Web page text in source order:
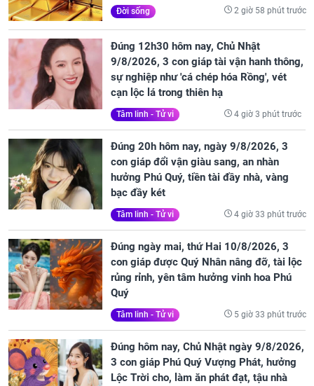
Đời sống 2 giờ 58 phút trước
Đúng 12h30 hôm nay, Chủ Nhật
9/8/2026, 3 con giáp tài vận hanh thông,
sự nghiệp như 'cá chép hóa Rồng', vét
cạn lộc lá trong thiên hạ
Tâm linh - Tử vi 4 giờ 3 phút trước
Đúng 20h hôm nay, ngày 9/8/2026, 3
con giáp đổi vận giàu sang, an nhàn
hưởng Phú Quý, tiền tài đầy nhà, vàng
bạc đầy két
Tâm linh - Tử vi 4 giờ 33 phút trước
Đúng ngày mai, thứ Hai 10/8/2026, 3
con giáp được Quý Nhân nâng đỡ, tài lộc
rủng rỉnh, yên tâm hưởng vinh hoa Phú
Quý
Tâm linh - Tử vi 5 giờ 33 phút trước
Đúng hôm nay, Chủ Nhật ngày 9/8/2026,
3 con giáp Phú Quý Vượng Phát, hưởng
Lộc Trời cho, làm ăn phát đạt, tậu nhà